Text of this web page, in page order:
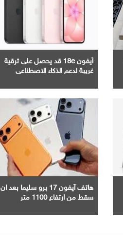
آيفون 18e قد يحصل على ترقية
غريبة لدعم الذكاء الاصطناعي
هاتف آيفون 17 برو سليما بعد ان
سقط من ارتفاع 1100 متر